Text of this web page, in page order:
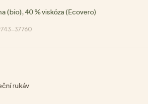
(bio), 40 % viskóza (Ecovero)
37760
rukáv